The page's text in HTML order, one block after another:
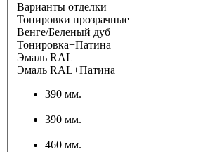
Варианты отделки
Тонировки прозрачные
Венге/Беленый дуб
Тонировка+Патина
Эмаль RAL
Эмаль RAL+Патина
390 мм.
390 мм.
460 мм.